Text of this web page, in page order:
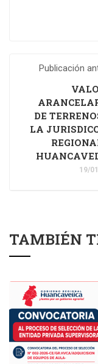
Publicación
DE
LA
19/
TAMBIÉN